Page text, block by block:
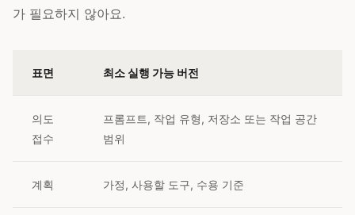
가 필요하지 않아요.
표면 최소 실행 가능 버전
의도
접수
프롬프트, 작업 유형, 저장소 또는 작업 공간
범위
계획 가정, 사용할 도구, 수용 기준